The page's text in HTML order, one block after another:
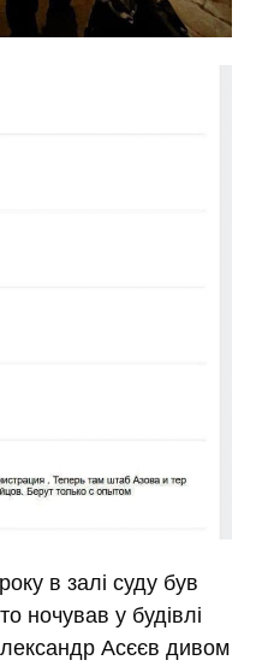
в залі суду був
ночував у будівлі
Асєєв дивом